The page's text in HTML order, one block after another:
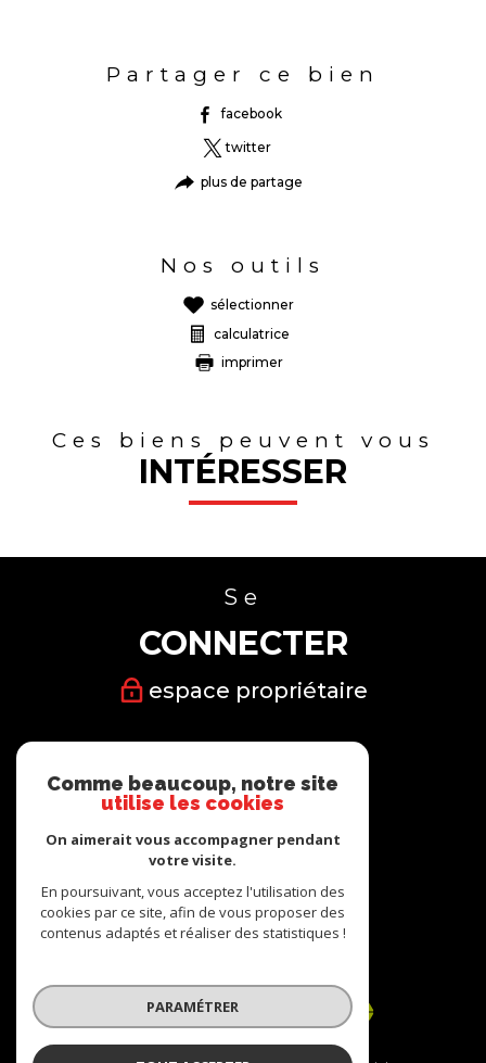
Partager ce bien
facebook
twitter
plus de partage
Nos outils
sélectionner
calculatrice
imprimer
Ces biens peuvent vous
INTÉRESSER
Se
CONNECTER
espace propriétaire
SUIVRE
Nous
Comme beaucoup, notre site
utilise les cookies
On aimerait vous accompagner pendant
votre visite.
En poursuivant, vous acceptez l'utilisation des
cookies par ce site, afin de vous proposer des
contenus adaptés et réaliser des statistiques !
PARAMÉTRER